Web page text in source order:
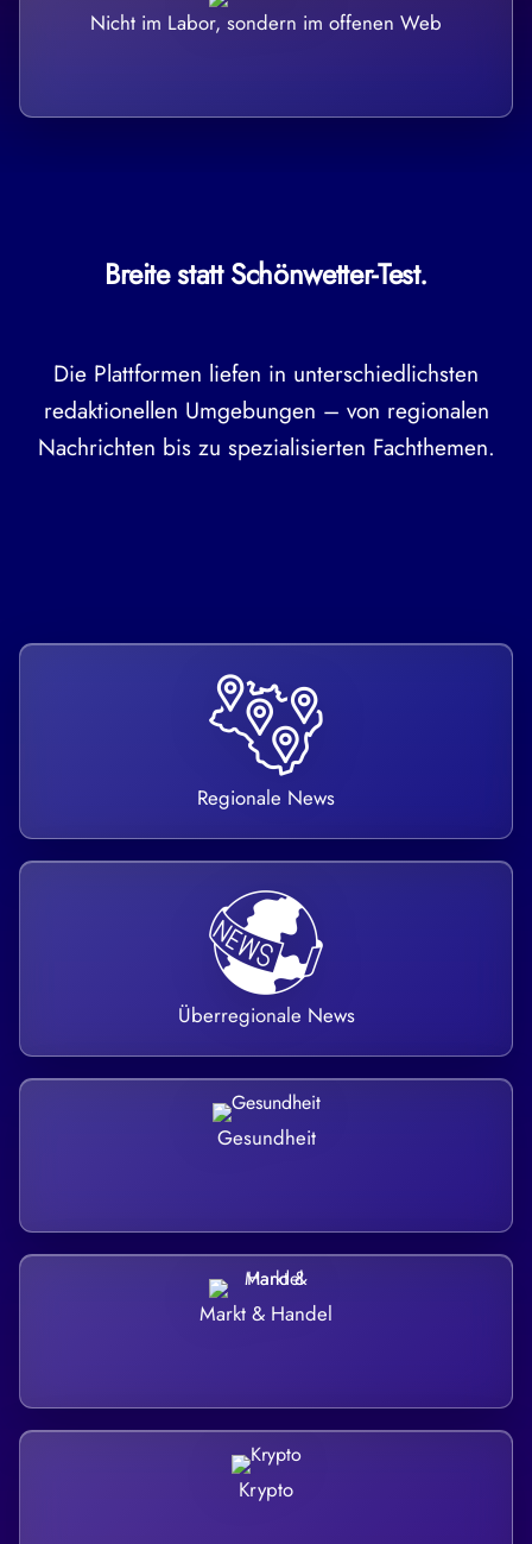
Nicht im Labor, sondern im offenen Web
Breite statt Schönwetter-Test.
Die Plattformen liefen in unterschiedlichsten
redaktionellen Umgebungen – von regionalen
Nachrichten bis zu spezialisierten Fachthemen.
Regionale News
Überregionale News
Gesundheit
Markt & Handel
Krypto